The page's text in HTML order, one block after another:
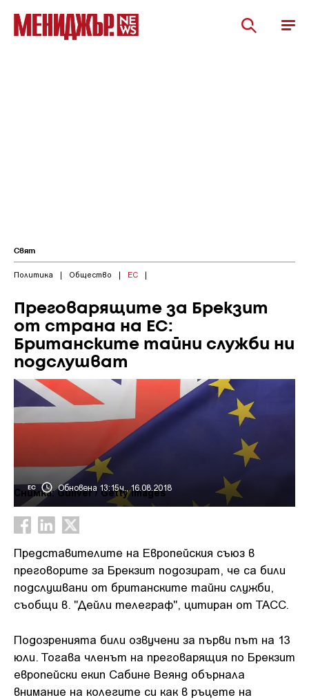
Свят
Политика | Общество | ЕС |
Преговарящите за Брекзит
от страна на ЕС:
Британските тайни служби ни
подслушват
ЕС Обновена 13:15ч., 16.08.2018
Снимка: Guliver / Gеtty images
Представителите на Европейския съюз в
преговорите за Брекзит подозират, че са били
подслушвани от британските тайни служби,
съобщи в. "Дейли телеграф", цитиран от ТАСС.
Подозренията били озвучени за първи път на 13
юли. Тогава членът на преговарящия по Брекзит
европейски екип Сабине Веянд обърнала
внимание на колегите си как в ръцете на